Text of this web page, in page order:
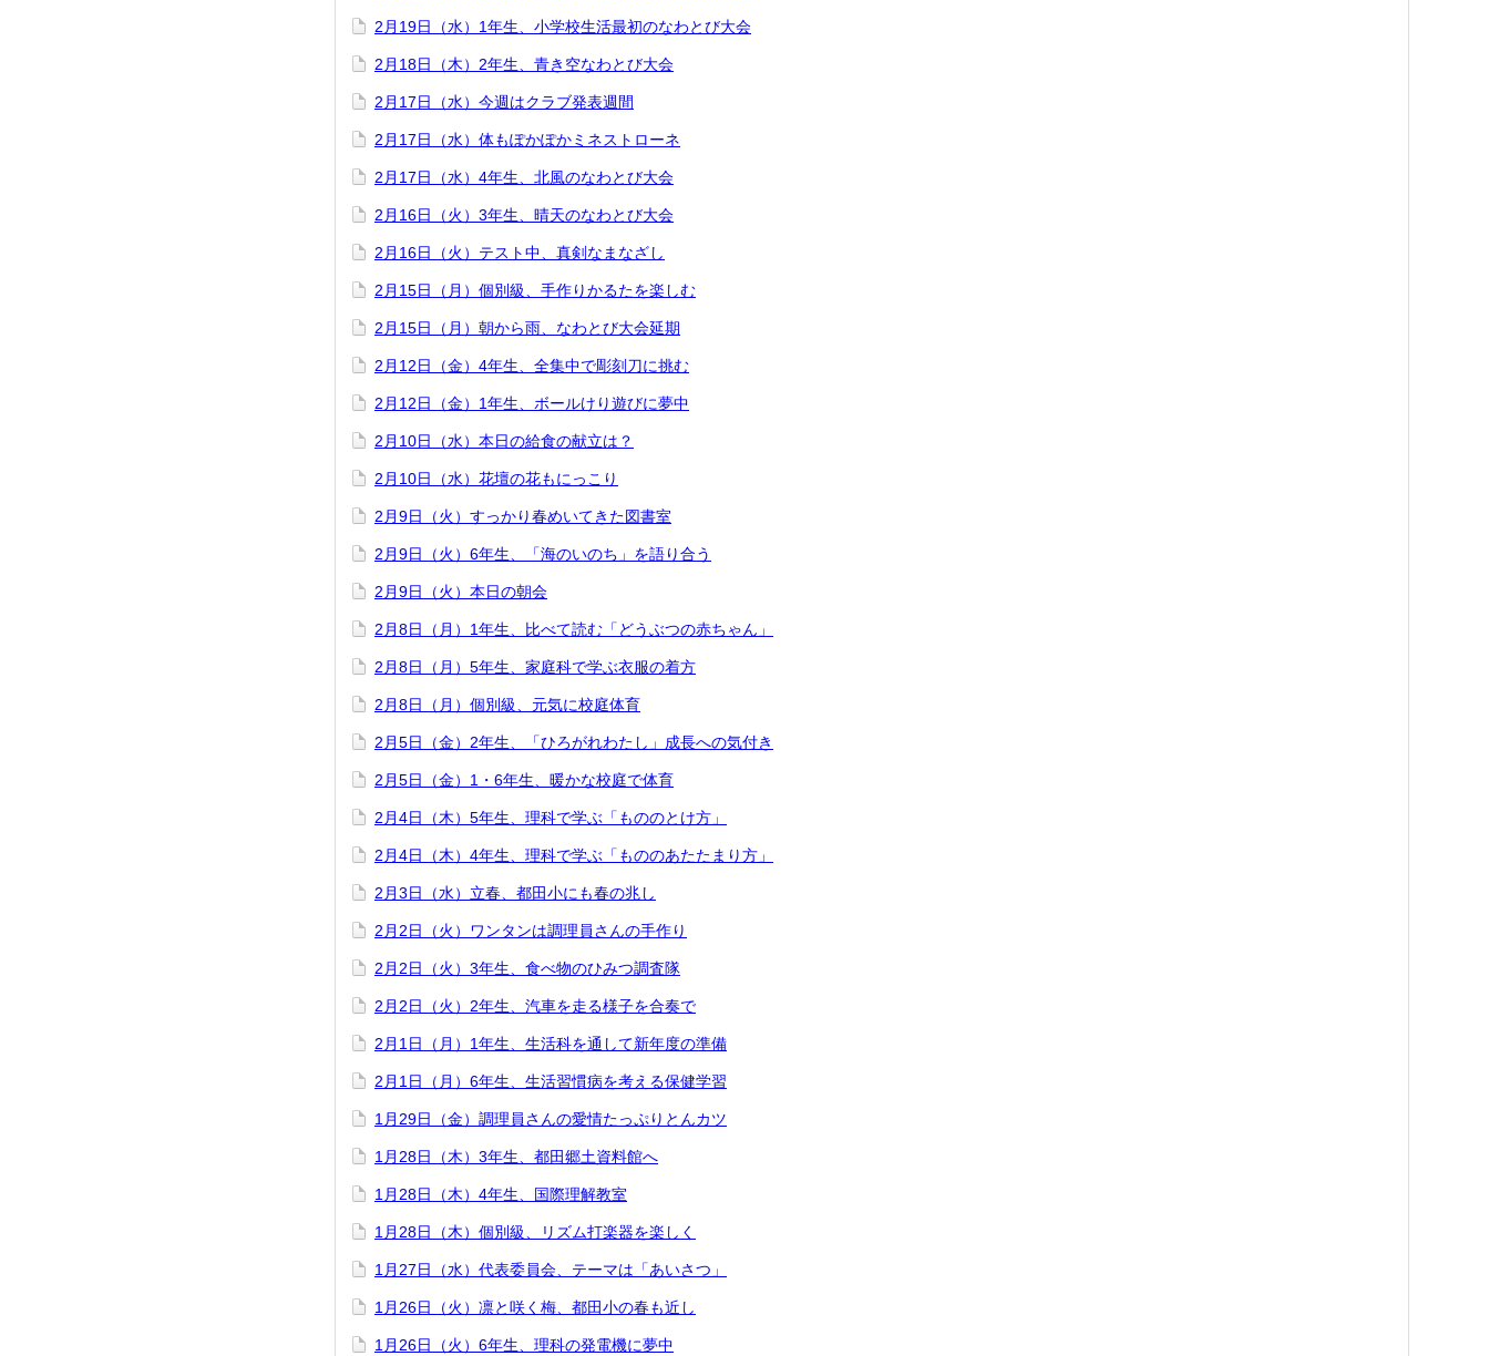
2月19日（水）1年生、小学校生活最初のなわとび大会
2月18日（木）2年生、青き空なわとび大会
2月17日（水）今週はクラブ発表週間
2月17日（水）体もぽかぽかミネストローネ
2月17日（水）4年生、北風のなわとび大会
2月16日（火）3年生、晴天のなわとび大会
2月16日（火）テスト中、真剣なまなざし
2月15日（月）個別級、手作りかるたを楽しむ
2月15日（月）朝から雨、なわとび大会延期
2月12日（金）4年生、全集中で彫刻刀に挑む
2月12日（金）1年生、ボールけり遊びに夢中
2月10日（水）本日の給食の献立は？
2月10日（水）花壇の花もにっこり
2月9日（火）すっかり春めいてきた図書室
2月9日（火）6年生、「海のいのち」を語り合う
2月9日（火）本日の朝会
2月8日（月）1年生、比べて読む「どうぶつの赤ちゃん」
2月8日（月）5年生、家庭科で学ぶ衣服の着方
2月8日（月）個別級、元気に校庭体育
2月5日（金）2年生、「ひろがれわたし」成長への気付き
2月5日（金）1・6年生、暖かな校庭で体育
2月4日（木）5年生、理科で学ぶ「もののとけ方」
2月4日（木）4年生、理科で学ぶ「もののあたたまり方」
2月3日（水）立春、都田小にも春の兆し
2月2日（火）ワンタンは調理員さんの手作り
2月2日（火）3年生、食べ物のひみつ調査隊
2月2日（火）2年生、汽車を走る様子を合奏で
2月1日（月）1年生、生活科を通して新年度の準備
2月1日（月）6年生、生活習慣病を考える保健学習
1月29日（金）調理員さんの愛情たっぷりとんカツ
1月28日（木）3年生、都田郷土資料館へ
1月28日（木）4年生、国際理解教室
1月28日（木）個別級、リズム打楽器を楽しく
1月27日（水）代表委員会、テーマは「あいさつ」
1月26日（火）凛と咲く梅、都田小の春も近し
1月26日（火）6年生、理科の発電機に夢中